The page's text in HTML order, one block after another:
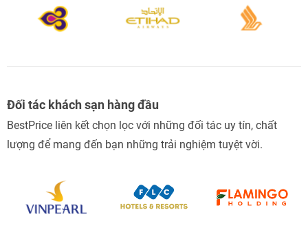
Đối tác khách sạn hàng đầu
BestPrice liên kết chọn lọc với những đối tác uy tín, chất
lượng để mang đến bạn những trải nghiệm tuyệt vời.